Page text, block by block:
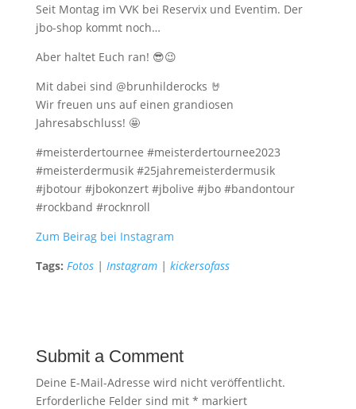
Seit Montag im VVK bei Reservix und Eventim. Der
jbo-shop kommt noch…
Aber haltet Euch ran! 😎😉
Mit dabei sind @brunhilderocks 🤘
Wir freuen uns auf einen grandiosen
Jahresabschluss! 🤩
#meisterdertournee #meisterdertournee2023
#meisterdermusik #25jahremeisterdermusik
#jbotour #jbokonzert #jbolive #jbo #bandontour
#rockband #rocknroll
Zum Beirag bei Instagram
Tags: Fotos| Instagram| kickersofass
Submit a Comment
Deine E-Mail-Adresse wird nicht veröffentlicht.
Erforderliche Felder sind mit * markiert